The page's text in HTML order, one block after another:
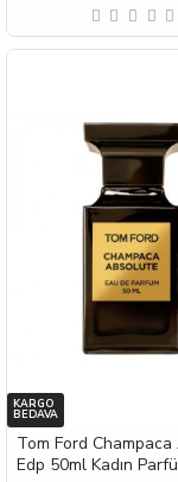
KARGO
BEDAVA
Tom Ford
Edp 50ml Kadın